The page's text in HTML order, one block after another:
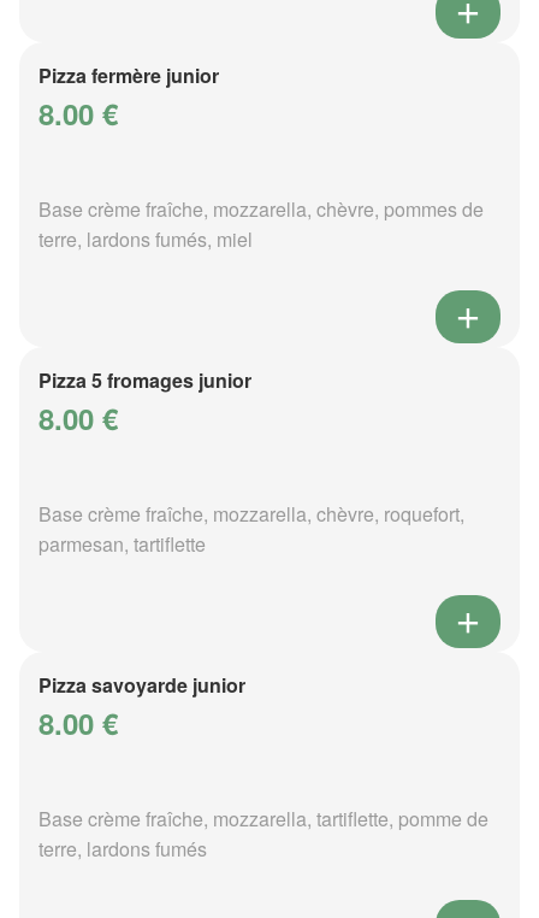
Pizza fermère junior
8.00 €
Base crème fraîche, mozzarella, chèvre, pommes de
terre, lardons fumés, miel
Pizza 5 fromages junior
8.00 €
Base crème fraîche, mozzarella, chèvre, roquefort,
parmesan, tartiflette
Pizza savoyarde junior
8.00 €
Base crème fraîche, mozzarella, tartiflette, pomme de
terre, lardons fumés